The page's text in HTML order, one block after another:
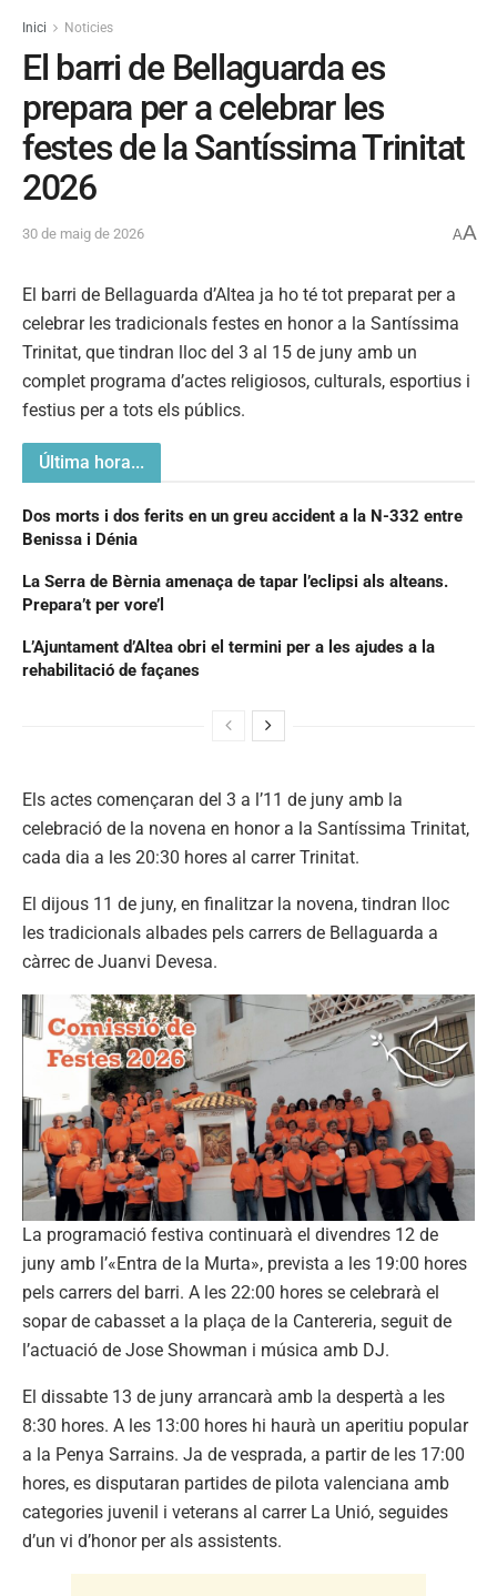
Inici Noticies
El barri de Bellaguarda es
prepara per a celebrar les
festes de la Santíssima Trinitat
2026
30 de maig de 2026 AA
El barri de Bellaguarda d’Altea ja ho té tot preparat per a
celebrar les tradicionals festes en honor a la Santíssima
Trinitat, que tindran lloc del 3 al 15 de juny amb un
complet programa d’actes religiosos, culturals, esportius i
festius per a tots els públics.
Última hora...
Dos morts i dos ferits en un greu accident a la N-332 entre
Benissa i Dénia
La Serra de Bèrnia amenaça de tapar l’eclipsi als alteans.
Prepara’t per vore’l
L’Ajuntament d’Altea obri el termini per a les ajudes a la
rehabilitació de façanes
Els actes començaran del 3 a l’11 de juny amb la
celebració de la novena en honor a la Santíssima Trinitat,
cada dia a les 20:30 hores al carrer Trinitat.
El dijous 11 de juny, en finalitzar la novena, tindran lloc
les tradicionals albades pels carrers de Bellaguarda a
càrrec de Juanvi Devesa.
La programació festiva continuarà el divendres 12 de
juny amb l’«Entra de la Murta», prevista a les 19:00 hores
pels carrers del barri. A les 22:00 hores se celebrarà el
sopar de cabasset a la plaça de la Cantereria, seguit de
l’actuació de Jose Showman i música amb DJ.
El dissabte 13 de juny arrancarà amb la despertà a les
8:30 hores. A les 13:00 hores hi haurà un aperitiu popular
a la Penya Sarrains. Ja de vesprada, a partir de les 17:00
hores, es disputaran partides de pilota valenciana amb
categories juvenil i veterans al carrer La Unió, seguides
d’un vi d’honor per als assistents.